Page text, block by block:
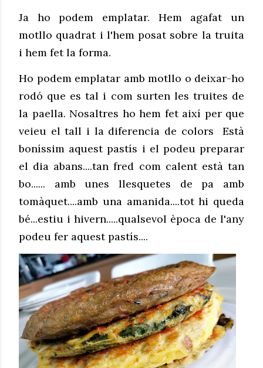
Ja ho podem emplatar. Hem agafat un
motllo quadrat i l'hem posat sobre la truita
i hem fet la forma.
Ho podem emplatar amb motllo o deixar-ho
rodó que es tal i com surten les truites de
la paella. Nosaltres ho hem fet així per que
veieu el tall i la diferencia de colors Està
boníssim aquest pastís i el podeu preparar
el dia abans....tan fred com calent està tan
bo...... amb unes llesquetes de pa amb
tomàquet....amb una amanida....tot hi queda
bé...estiu i hivern.....qualsevol època de l'any
podeu fer aquest pastís....